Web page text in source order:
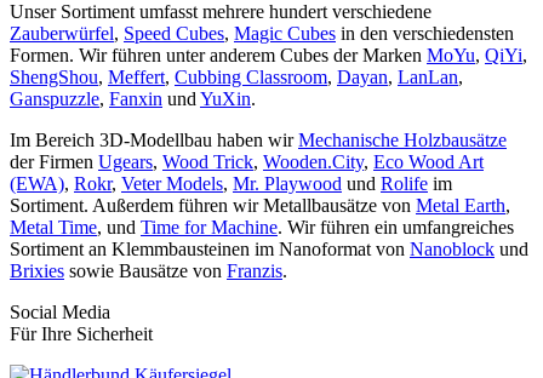
Unser Sortiment umfasst mehrere hundert verschiedene
Zauberwürfel, Speed Cubes, Magic Cubes in den verschiedensten
Formen. Wir führen unter anderem Cubes der Marken MoYu, QiYi,
ShengShou, Meffert, Cubbing Classroom, Dayan, LanLan,
Ganspuzzle, Fanxin und YuXin.
Im Bereich 3D-Modellbau haben wirMechanische Holzbausätze
der Firmen Ugears, Wood Trick, Wooden.City, Eco Wood Art
(EWA), Rokr, Veter Models, Mr. Playwood und Rolife im
Sortiment. Außerdem führen wir Metallbausätze von Metal Earth,
Metal Time, und Time for Machine. Wir führen ein umfangreiches
Sortiment an Klemmbausteinen im Nanoformat von Nanoblock und
Brixies sowie Bausätze von Franzis.
Social Media
Für Ihre Sicherheit